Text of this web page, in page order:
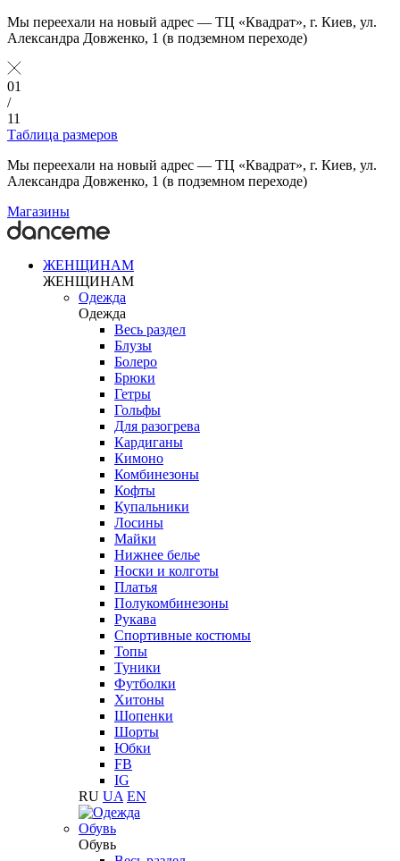
Мы переехали на новый адрес — ТЦ «Квадрат», г. Киев, ул.
Александра Довженко, 1 (в подземном переходе)
01
/
11
Таблица размеров
Мы переехали на новый адрес — ТЦ «Квадрат», г. Киев, ул.
Александра Довженко, 1 (в подземном переходе)
Магазины
ЖЕНЩИНАМ
ЖЕНЩИНАМ
Одежда
Одежда
Весь раздел
Блузы
Болеро
Брюки
Гетры
Гольфы
Для разогрева
Кардиганы
Кимоно
Комбинезоны
Кофты
Купальники
Лосины
Майки
Нижнее белье
Носки и колготы
Платья
Полукомбинезоны
Рукава
Спортивные костюмы
Топы
Туники
Футболки
Хитоны
Шопенки
Шорты
Юбки
FB
IG
RU UA EN
Обувь
Обувь